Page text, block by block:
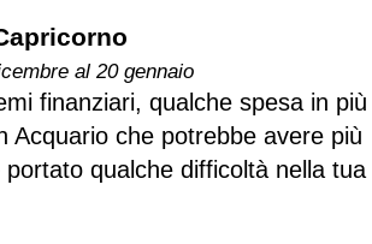
al 20 gennaio
finanziari, qualche spesa in più
Acquario che potrebbe avere più
qualche difficoltà nella tua